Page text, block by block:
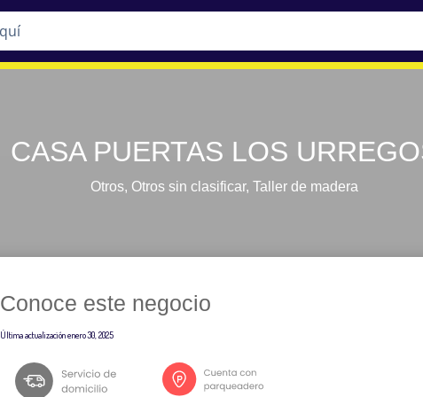
CASA PUERTAS LOS
Otros, Otros sin clasificar, Taller de madera
Conoce este negocio
Última actualizaciónenero 30, 2025